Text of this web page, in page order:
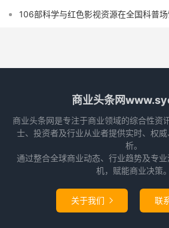
106部科学与红色影视资源在全国科普
商业头条网
商业头条网是专注于商业领域的综合性资
士、投资者及行业从业者提供实时、权
析。
通过整合全球商业动态、行业趋势及专
机，赋能商业决策。
关于我们  联